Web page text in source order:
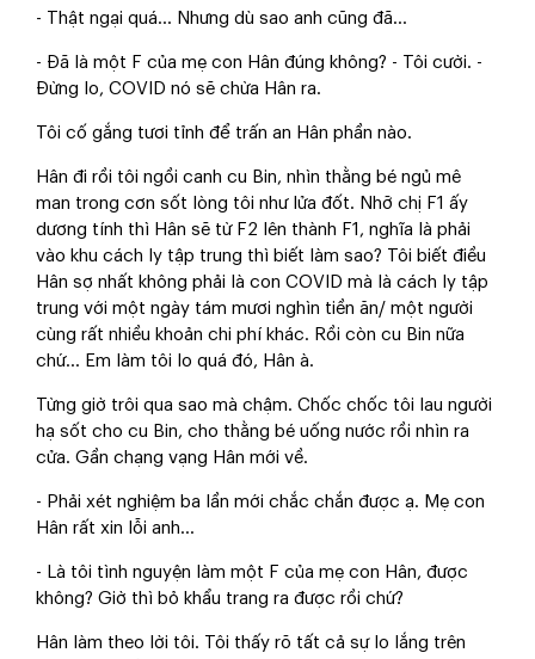
- Thật ngại quá... Nhưng dù sao anh cũng đã...
- Đã là một F của mẹ con Hân đúng không? - Tôi cười. -
Đừng lo, COVID nó sẽ chừa Hân ra.
Tôi cố gắng tươi tỉnh để trấn an Hân phần nào.
Hân đi rồi tôi ngồi canh cu Bin, nhìn thằng bé ngủ mê
man trong cơn sốt lòng tôi như lửa đốt. Nhỡ chị F1 ấy
dương tính thì Hân sẽ từ F2 lên thành F1, nghĩa là phải
vào khu cách ly tập trung thì biết làm sao? Tôi biết điều
Hân sợ nhất không phải là con COVID mà là cách ly tập
trung với một ngày tám mươi nghìn tiền ăn/ một người
cùng rất nhiều khoản chi phí khác. Rồi còn cu Bin nữa
chứ... Em làm tôi lo quá đó, Hân à.
Từng giờ trôi qua sao mà chậm. Chốc chốc tôi lau người
hạ sốt cho cu Bin, cho thằng bé uống nước rồi nhìn ra
cửa. Gần chạng vạng Hân mới về.
- Phải xét nghiệm ba lần mới chắc chắn được ạ. Mẹ con
Hân rất xin lỗi anh...
- Là tôi tình nguyện làm một F của mẹ con Hân, được
không? Giờ thì bỏ khẩu trang ra được rồi chứ?
Hân làm theo lời tôi. Tôi thấy rõ tất cả sự lo lắng trên